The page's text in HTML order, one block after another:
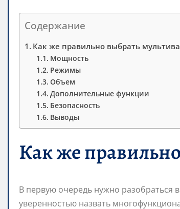
Содержание
Как же правильно выбрать
Мощность
Режимы
Объем
Дополнительные функции
Безопасность
Выводы
Как же
В первую очередь нужно разобраться
уверенностью назвать